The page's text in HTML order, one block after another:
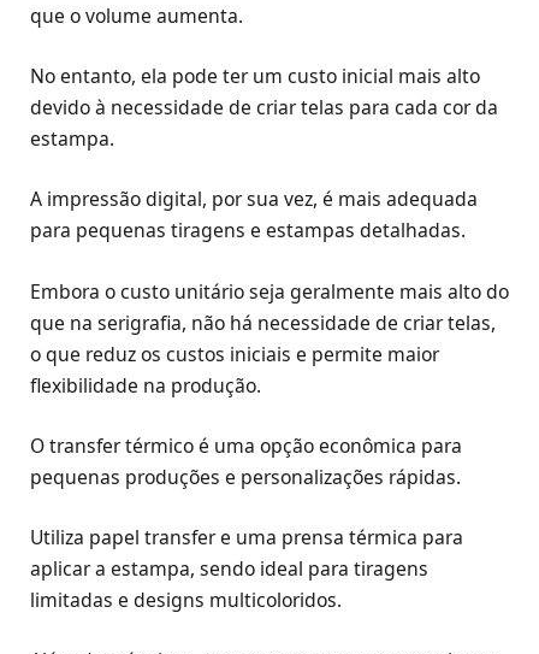
que o volume aumenta.
No entanto, ela pode ter um custo inicial mais alto
devido à necessidade de criar telas para cada cor da
estampa.
A impressão digital, por sua vez, é mais adequada
para pequenas tiragens e estampas detalhadas.
Embora o custo unitário seja geralmente mais alto do
que na serigrafia, não há necessidade de criar telas,
o que reduz os custos iniciais e permite maior
flexibilidade na produção.
O transfer térmico é uma opção econômica para
pequenas produções e personalizações rápidas.
Utiliza papel transfer e uma prensa térmica para
aplicar a estampa, sendo ideal para tiragens
limitadas e designs multicoloridos.